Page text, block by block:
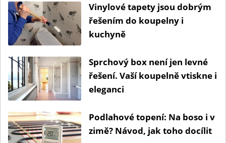
Vinylové tapety jsou dobrým
řešením do koupelny i
kuchyně
Sprchový box není jen levné
řešení. Vaší koupelně vtiskne i
eleganci
Podlahové topení: Na boso i v
zimě? Návod, jak toho docílit